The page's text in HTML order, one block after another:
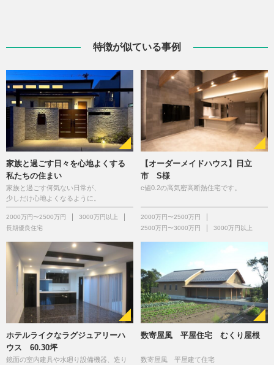
特徴が似ている事例
家族と過ごす日々を心地よくする
私たちの住まい
家族と過ごす何気ない日常が、
少しだけ心地よくなるように。
2000万円〜2500万円
3000万円以上
長期優良住宅
【オーダーメイドハウス】日立
市 S様
c値0.2の高気密高断熱住宅です。
2000万円〜2500万円
2500万円〜3000万円
3000万円以上
ホテルライクなラグジュアリーハ
ウス 60.30坪
鏡面の室内建具や水廻り設備機器、造り
数寄屋風 平屋住宅 むくり屋根
数寄屋風 平屋建て住宅